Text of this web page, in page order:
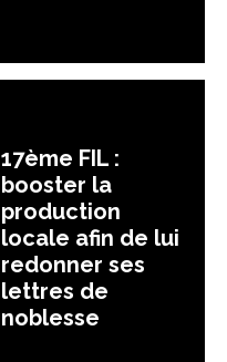
17ème FIL :
booster la
production
locale afin de lui
redonner ses
lettres de
noblesse